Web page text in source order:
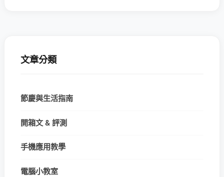
文章分類
節慶與生活指南
開箱文 & 評測
手機應用教學
電腦小教室